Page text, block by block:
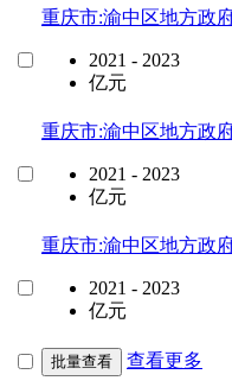
重庆市:渝中区地方政
2021 - 2023
亿元
重庆市:渝中区地方政
2021 - 2023
亿元
重庆市:渝中区地方政
2021 - 2023
亿元
批量查看 查看更多